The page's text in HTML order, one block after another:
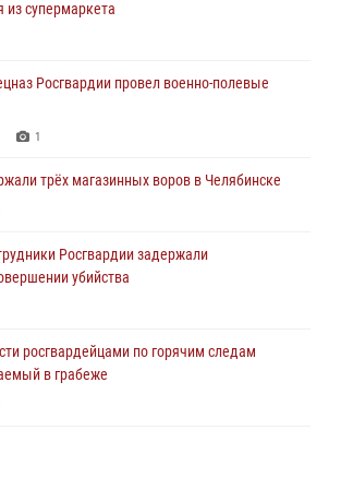
из супермаркета
Росгвардии провел военно-полевые
1
трёх магазинных воров в Челябинске
Росгвардии задержали
убийства
росгвардейцами по горячим следам
в грабеже